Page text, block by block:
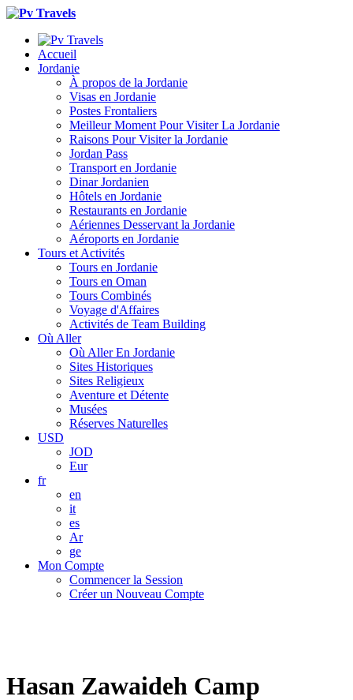
Accueil
Jordanie
À propos de la Jordanie
Visas en Jordanie
Postes Frontaliers
Meilleur Moment Pour Visiter La Jordanie
Raisons Pour Visiter la Jordanie
Jordan Pass
Transport en Jordanie
Dinar Jordanien
Hôtels en Jordanie
Restaurants en Jordanie
Aériennes Desservant la Jordanie
Aéroports en Jordanie
Tours et Activités
Tours en Jordanie
Tours en Oman
Tours Combinés
Voyage d'Affaires
Activités de Team Building
Où Aller
Où Aller En Jordanie
Sites Historiques
Sites Religieux
Aventure et Détente
Musées
Réserves Naturelles
USD
JOD
Eur
fr
en
it
es
Ar
ge
Mon Compte
Commencer la Session
Créer un Nouveau Compte
Hasan Zawaideh Camp